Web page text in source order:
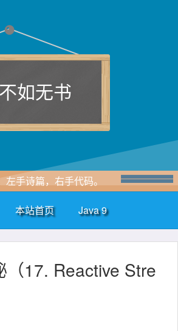
如无书
手诗篇，右手代码。
本站首页 Java 9
（17. Reactive Stre